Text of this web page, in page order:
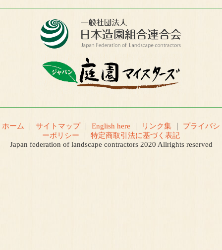
ホーム サイトマップ｜ English here リンク集
プライバシ
ーポリシー
特定商取引法に基づく表記
Japan federation of landscape contractors 2020 Allrights reserved